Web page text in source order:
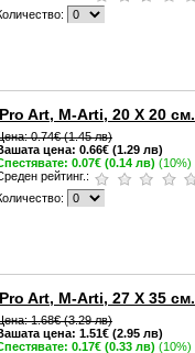
Art, M-Arti, 20 X 20 см.
0.74€ (1.45 лв)
цена: 0.66€ (1.29 лв)
0.07€ (0.14 лв) (10%)
рейтинг.:
Art, M-Arti, 27 X 35 см.
1.68€ (3.29 лв)
цена: 1.51€ (2.95 лв)
0.17€ (0.33 лв) (10%)